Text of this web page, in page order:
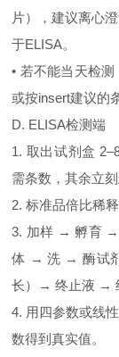
片），建议离心
于ELISA。
• 若不能当天检
或按insert建议的
D. ELISA检测端
1. 取出试剂盒
需条数，其余立
2. 标准品倍比稀释
3. 加样 → 孵育 →
体 → 洗 → 酶试
长）→ 终止液 →
4. 用四参数或线
数得到真实值。